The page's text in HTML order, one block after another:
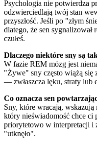
Psychologia nie potwierdza
odzwierciedlają twój stan
przyszłość. Jeśli po "złym
dlatego, że sen
czułeś.
Dlaczego niektóre sny są
W fazie REM mózg jest
"Żywe" sny często wiążą się
— zwłaszcza lęku, straty lub
Co oznacza sen
Sny, które wracają,
który nieświadomość chce ci
priorytetowo w interpretacji i
"utknęło".